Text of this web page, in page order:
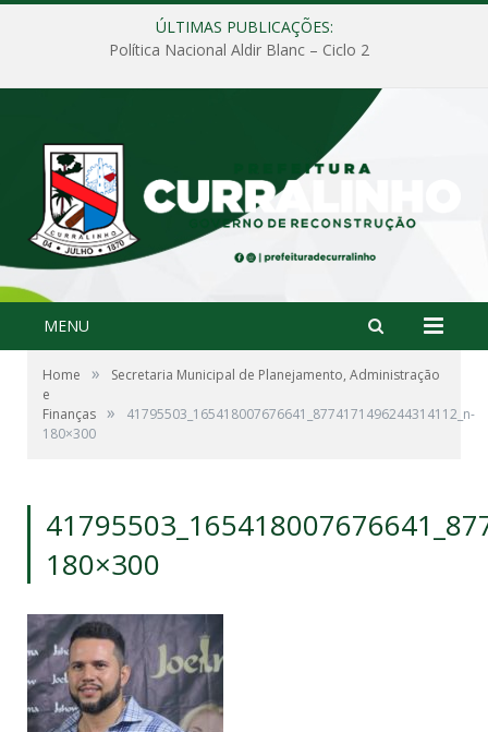
ÚLTIMAS PUBLICAÇÕES:
Política Nacional Aldir Blanc – Ciclo 2
MENU
Home »
Secretaria Municipal de Planejamento, Administração
e
Finanças »
41795503_165418007676641_8774171496244314112_n-
180×300
180×300